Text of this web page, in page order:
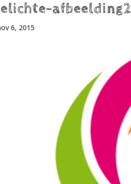
afbeelding2
6, 2015